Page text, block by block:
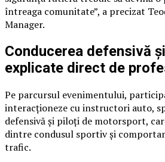
întreaga comunitate”, a precizat
Manager.
Conducerea defensivă
explicate direct de
Pe parcursul evenimentului,
interacționeze cu instructori auto,
defensivă și piloți de motorsport,
dintre condusul sportiv și
trafic.